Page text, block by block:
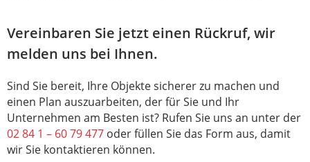
Vereinbaren Sie jetzt einen Rückruf, wir
melden uns bei Ihnen.
Sind Sie bereit, Ihre Objekte sicherer zu machen und
einen Plan auszuarbeiten, der für Sie und Ihr
Unternehmen am Besten ist? Rufen Sie uns an unter der
02 84 1 – 60 79 477 oder füllen Sie das Form aus, damit
wir Sie kontaktieren können.